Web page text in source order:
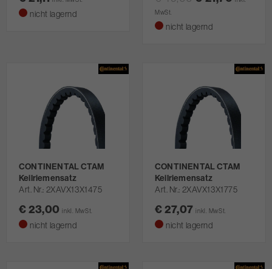
nicht lagernd
MwSt.
nicht lagernd
CONTINENTAL CTAM
Keilriemensatz
Art. Nr. 2XAVX13X1475
€ 23,00inkl. MwSt.
nicht lagernd
CONTINENTAL CTAM
Keilriemensatz
Art. Nr. 2XAVX13X1775
€ 27,07inkl. MwSt.
nicht lagernd